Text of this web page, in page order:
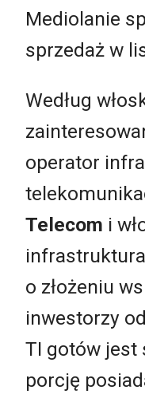
Mediolanie
sprzedaż w
Według
operator
Telecom i
o złożeniu
inwestorzy
TI gotów jest
porcję